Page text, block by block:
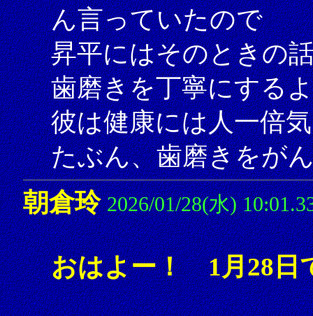
ん言っていたので
昇平にはそのときの
歯磨きを丁寧にする
彼は健康には人一倍
たぶん、歯磨きをが
朝倉玲 2026/01/28(水)
おはよー！ 1月28日